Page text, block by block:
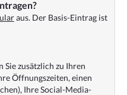
aus. Der Basis-Eintrag ist
Sie zusätzlich zu Ihren
Öffnungszeiten, einen
Ihre Social-Media-